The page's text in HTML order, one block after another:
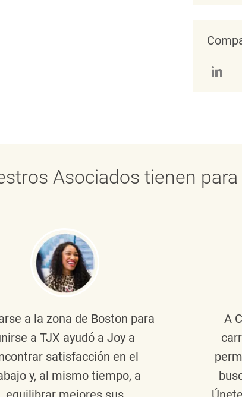
Asociados tienen para
a la zona de Boston para
a TJX ayudó a Joy a
satisfacción en el
y, al mismo tiempo, a
A